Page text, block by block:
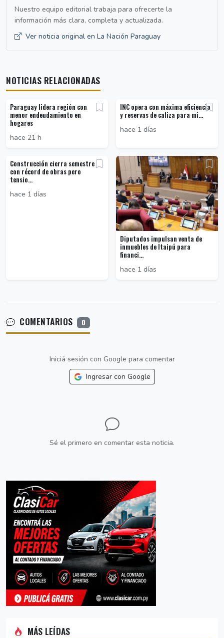
Nuestro equipo editorial trabaja para ofrecerte la
información más clara, completa y actualizada.
Ver noticia original en La Nación Paraguay
NOTICIAS RELACIONADAS
Paraguay lidera región con
menor endeudamiento en
hogares
hace 21 h
INC opera con máxima eficiencia
y reservas de caliza para mi...
hace 1 días
Construcción cierra semestre
con récord de obras pero
tensio...
hace 1 días
Diputados impulsan venta de
inmuebles de Itaipú para
financi...
hace 1 días
COMENTARIOS 0
Iniciá sesión con Google para comentar
Ingresar con Google
Sé el primero en comentar esta noticia.
MÁS LEÍDAS